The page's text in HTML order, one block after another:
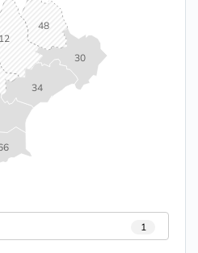
12
30
34
48
1